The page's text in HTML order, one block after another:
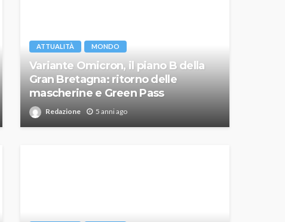
ATTUALITÀ MONDO
Variante Omicron, il piano B della
Gran Bretagna: ritorno delle
mascherine e Green Pass
Redazione 5 anni ago